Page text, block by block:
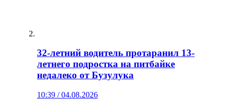
32-летний водитель протаранил 13-
летнего подростка на питбайке
недалеко от Бузулука
10:39 / 04.08.2026